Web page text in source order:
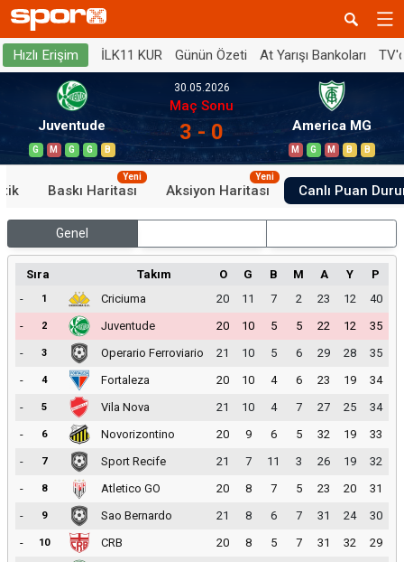
Hızlı Erişim İLK11 KUR Günün Özeti At Yarışı Bankoları
Juventude
G M G G B
30.05.2026
Maç Sonu
3 - 0 America MG
M G M B B
Baskı Haritası
Yeni
Aksiyon Haritası
Yeni
Canlı Puan
Genel
Sıra Takım O G B M A Y
P
-
1 Criciuma 20 11 7 2 23 12
40
-
2 Juventude 20 10 5 5 22 12
35
-
3 Operario Ferroviario 21 10 5 6 29 28
35
-
4 Fortaleza 20 10 4 6 23 19
34
-
5 Vila Nova 21 10 4 7 27 25
34
-
6 Novorizontino 20 9 6 5 32 19
33
-
7 Sport Recife 21 7 11 3 26 19
32
-
8 Atletico GO 20 8 7 5 23 20
31
-
9 Sao Bernardo 21 8 6 7 31 24
30
-
10 CRB 20 8 5 7 31 32
29